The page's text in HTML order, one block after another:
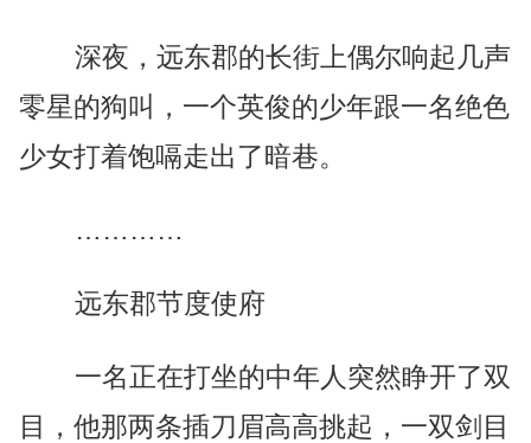
深夜，远东郡的长街上偶尔响起几声
零星的狗叫，一个英俊的少年跟一名绝色
少女打着饱嗝走出了暗巷。
…………
远东郡节度使府
一名正在打坐的中年人突然睁开了双
目，他那两条插刀眉高高挑起，一双剑目